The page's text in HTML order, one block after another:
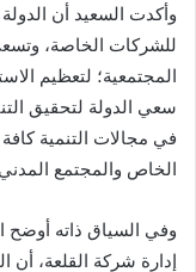
وأكدت السعيد أن الدولة
للشركات الخاصة،
المجتمعية؛ لتعظيم
سعي الدولة لتحقيق
في مجالات التنمية كافة
الخاص والمجتمع
وفي السياق ذاته
إدارة شركة القلعة، أن